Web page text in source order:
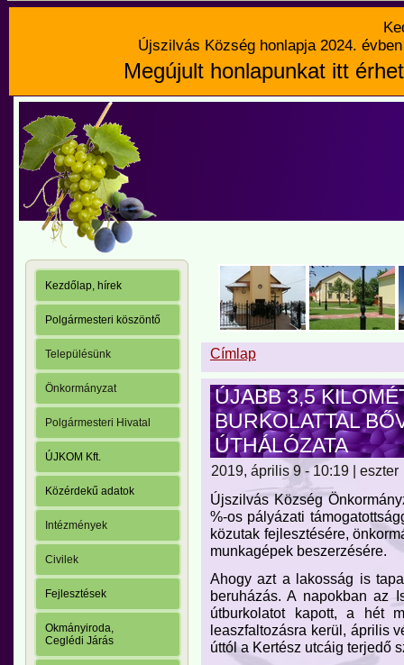
Újszilvás Község honlapja 2024.
Megújult honlapunkat itt
Kezdőlap, hírek
Polgármesteri köszöntő
Településünk
Önkormányzat
Polgármesteri Hivatal
ÚJKOM Kft.
Közérdekű adatok
Intézmények
Civilek
Fejlesztések
Okmányiroda,
Ceglédi Járás
Címlap
ÚJABB 3,5
BURKOLATTAL
ÚTHÁLÓZATA
2019, április 9 - 10:19 | eszter
Újszilvás Község
%-os pályázati
közutak fejlesztésére,
munkagépek beszerzésére.
Ahogy azt a lakosság is
beruházás. A napokban az
útburkolatot kapott, a hét
leaszfaltozásra kerül, április
úttól a Kertész utcáig terjedő